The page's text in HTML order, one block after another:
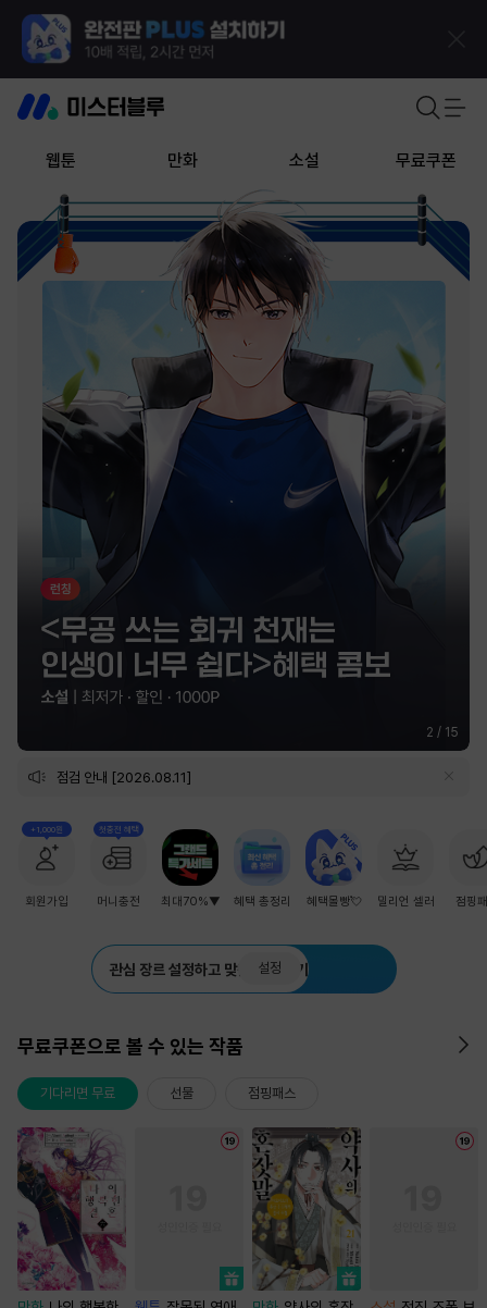
웹툰 만화 소설 무료쿠폰
2 / 15
점검 안내 [2026.08.11]
+1,000원
회원가입
첫충전 혜택
머니충전 최대70%▼ 혜택 총정리 혜택몰빵💘 밀리언 셀러 점핑
관심 장르 설정하고 맞춤 추천 받기
설정
무료쿠폰으로 볼 수 있는 작품
기다리면 무료 선물 점핑패스